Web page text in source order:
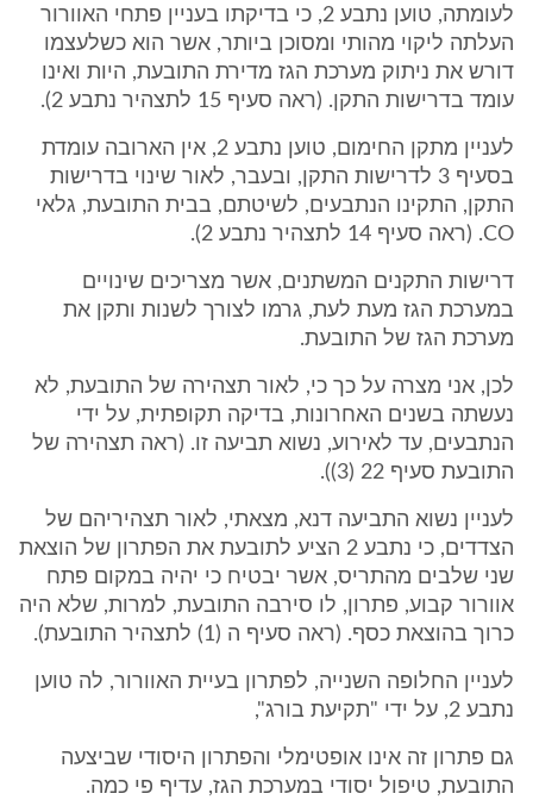
לעומתה, טוען נתבע 2, כי בדיקתו בעניין פתחי האוורור
העלתה ליקוי מהותי ומסוכן ביותר, אשר הוא כשלעצמו
דורש את ניתוק מערכת הגז מדירת התובעת, היות ואינו
עומד בדרישות התקן. (ראה סעיף 15 לתצהיר נתבע 2).
לעניין מתקן החימום, טוען נתבע 2, אין הארובה עומדת
בסעיף 3 לדרישות התקן, ובעבר, לאור שינוי בדרישות
התקן, התקינו הנתבעים, לשיטתם, בבית התובעת, גלאי
CO. (ראה סעיף 14 לתצהיר נתבע 2).
דרישות התקנים המשתנים, אשר מצריכים שינויים
במערכת הגז מעת לעת, גרמו לצורך לשנות ותקן את
מערכת הגז של התובעת.
לכן, אני מצרה על כך כי, לאור תצהירה של התובעת, לא
נעשתה בשנים האחרונות, בדיקה תקופתית, על ידי
הנתבעים, עד לאירוע, נשוא תביעה זו. (ראה תצהירה של
התובעת סעיף 22 (3)).
לעניין נשוא התביעה דנא, מצאתי, לאור תצהיריהם של
הצדדים, כי נתבע 2 הציע לתובעת את הפתרון של הוצאת
שני שלבים מהתריס, אשר יבטיח כי יהיה במקום פתח
אוורור קבוע, פתרון, לו סירבה התובעת, למרות, שלא היה
כרוך בהוצאת כסף. (ראה סעיף ה (1) לתצהיר התובעת).
לעניין החלופה השנייה, לפתרון בעיית האוורור, לה טוען
נתבע 2, על ידי "תקיעת בורג",
גם פתרון זה אינו אופטימלי והפתרון היסודי שביצעה
התובעת, טיפול יסודי במערכת הגז, עדיף פי כמה.